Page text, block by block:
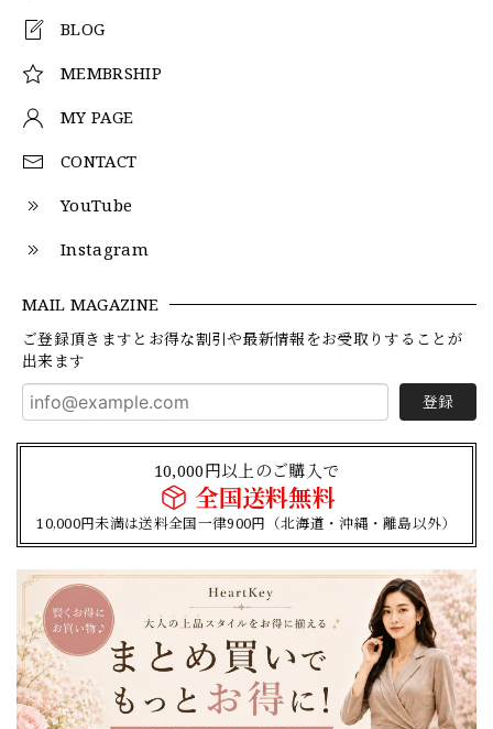
BLOG
MEMBRSHIP
MY PAGE
CONTACT
YouTube
Instagram
MAIL MAGAZINE
ご登録頂きますとお得な割引や最新情報をお受取りすることが
出来ます
登録
10,000円以上のご購入で
全国送料無料
10,000円未満は送料全国一律900円（北海道・沖縄・離島以外）